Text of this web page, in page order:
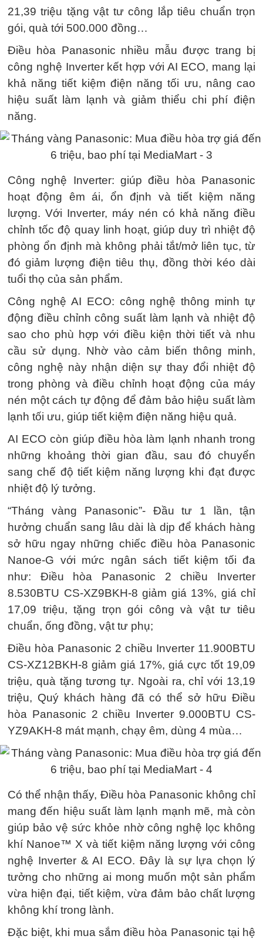
21,39 triệu tặng vật tư công lắp tiêu chuẩn trọn
gói, quà tới 500.000 đồng…
Điều hòa Panasonic nhiều mẫu được trang bị
công nghệ Inverter kết hợp với AI ECO, mang lại
khả năng tiết kiệm điện năng tối ưu, nâng cao
hiệu suất làm lạnh và giảm thiểu chi phí điện
năng.
Công nghệ Inverter: giúp điều hòa Panasonic
hoạt động êm ái, ổn định và tiết kiệm năng
lượng. Với Inverter, máy nén có khả năng điều
chỉnh tốc độ quay linh hoạt, giúp duy trì nhiệt độ
phòng ổn định mà không phải tắt/mở liên tục, từ
đó giảm lượng điện tiêu thụ, đồng thời kéo dài
tuổi thọ của sản phẩm.
Công nghệ AI ECO: công nghệ thông minh tự
động điều chỉnh công suất làm lạnh và nhiệt độ
sao cho phù hợp với điều kiện thời tiết và nhu
cầu sử dụng. Nhờ vào cảm biến thông minh,
công nghệ này nhận diện sự thay đổi nhiệt độ
trong phòng và điều chỉnh hoạt động của máy
nén một cách tự động để đảm bảo hiệu suất làm
lạnh tối ưu, giúp tiết kiệm điện năng hiệu quả.
AI ECO còn giúp điều hòa làm lạnh nhanh trong
những khoảng thời gian đầu, sau đó chuyển
sang chế độ tiết kiệm năng lượng khi đạt được
nhiệt độ lý tưởng.
“Tháng vàng Panasonic”- Đầu tư 1 lần, tận
hưởng chuẩn sang lâu dài là dịp để khách hàng
sở hữu ngay những chiếc điều hòa Panasonic
Nanoe-G với mức ngân sách tiết kiệm tối đa
như: Điều hòa Panasonic 2 chiều Inverter
8.530BTU CS-XZ9BKH-8 giảm giá 13%, giá chỉ
17,09 triệu, tặng trọn gói công và vật tư tiêu
chuẩn, ống đồng, vật tư phụ;
Điều hòa Panasonic 2 chiều Inverter 11.900BTU
CS-XZ12BKH-8 giảm giá 17%, giá cực tốt 19,09
triệu, quà tặng tương tự. Ngoài ra, chỉ với 13,19
triệu, Quý khách hàng đã có thể sở hữu Điều
hòa Panasonic 2 chiều Inverter 9.000BTU CS-
YZ9AKH-8 mát mạnh, chạy êm, dùng 4 mùa…
Có thể nhận thấy, Điều hòa Panasonic không chỉ
mang đến hiệu suất làm lạnh mạnh mẽ, mà còn
giúp bảo vệ sức khỏe nhờ công nghệ lọc không
khí Nanoe™ X và tiết kiệm năng lượng với công
nghệ Inverter & AI ECO. Đây là sự lựa chọn lý
tưởng cho những ai mong muốn một sản phẩm
vừa hiện đại, tiết kiệm, vừa đảm bảo chất lượng
không khí trong lành.
Đặc biệt, khi mua sắm điều hòa Panasonic tại hệ